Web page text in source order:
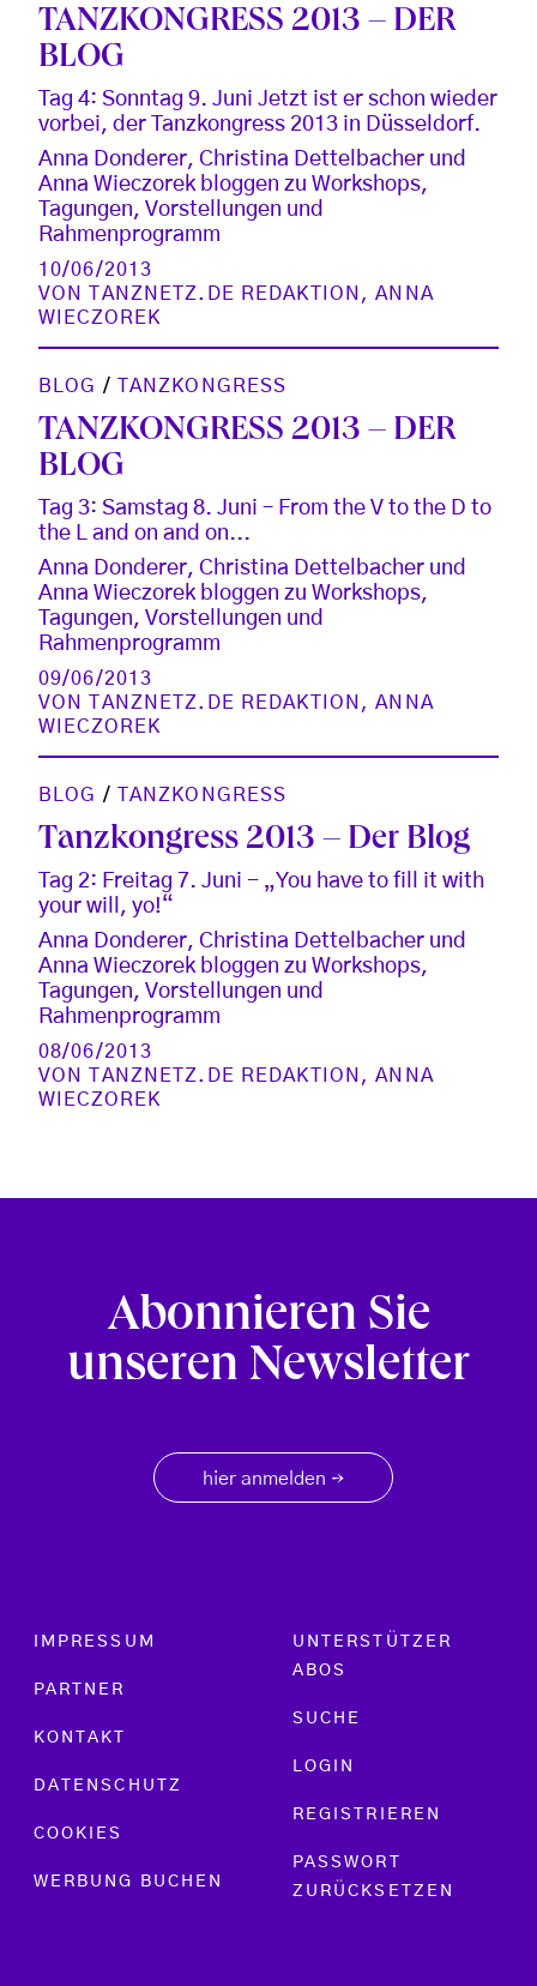
TANZKONGRESS 2013 – DER
BLOG
Tag 4: Sonntag 9. Juni Jetzt ist er schon wieder
vorbei, der Tanzkongress 2013 in Düsseldorf.
Anna Donderer, Christina Dettelbacher und
Anna Wieczorek bloggen zu Workshops,
Tagungen, Vorstellungen und
Rahmenprogramm
10/06/2013
VON
TANZNETZ.DE REDAKTION ,ANNA
WIECZOREK
BLOG / TANZKONGRESS
TANZKONGRESS 2013 – DER
BLOG
Tag 3: Samstag 8. Juni – From the V to the D to
the L and on and on...
Anna Donderer, Christina Dettelbacher und
Anna Wieczorek bloggen zu Workshops,
Tagungen, Vorstellungen und
Rahmenprogramm
09/06/2013
VON
TANZNETZ.DE REDAKTION ,ANNA
WIECZOREK
BLOG / TANZKONGRESS
Tanzkongress 2013 – Der Blog
Tag 2: Freitag 7. Juni - „You have to fill it with
your will, yo!“
Anna Donderer, Christina Dettelbacher und
Anna Wieczorek bloggen zu Workshops,
Tagungen, Vorstellungen und
Rahmenprogramm
08/06/2013
VON
TANZNETZ.DE REDAKTION ,ANNA
WIECZOREK
Abonnieren Sie
unseren Newsletter
hier anmelden →
Footer menu
IMPRESSUM
PARTNER
KONTAKT
DATENSCHUTZ
COOKIES
WERBUNG BUCHEN
UNTERSTÜTZER
ABOS
SUCHE
LOGIN
REGISTRIEREN
PASSWORT
ZURÜCKSETZEN